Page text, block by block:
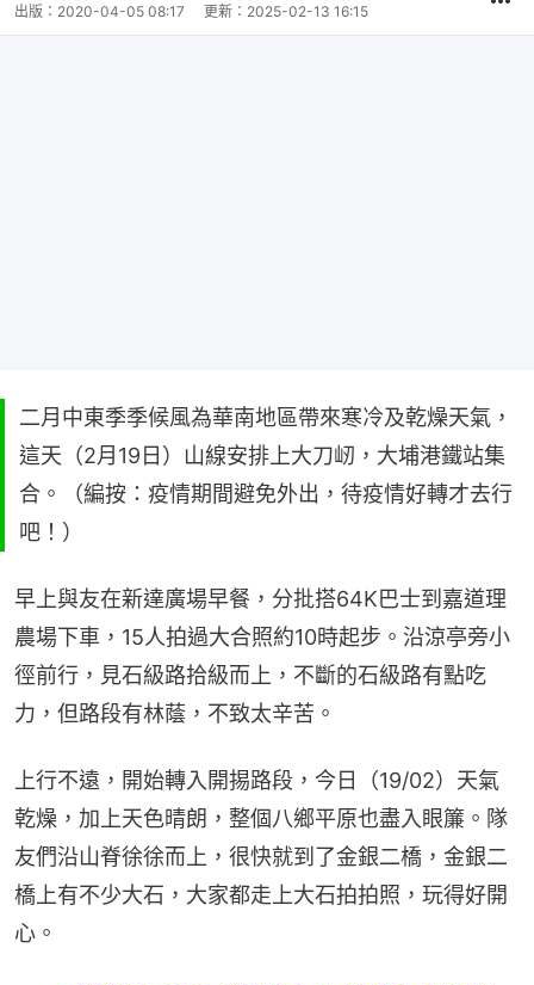
出版： 2020-04-05 08:17 更新： 2025-02-13 16:15
二月中東季季候風為華南地區帶來寒冷及乾燥天氣，
這天（2月19日）山線安排上大刀屻，大埔港鐵站集
合。（編按：疫情期間避免外出，待疫情好轉才去行
吧！）
早上與友在新達廣場早餐，分批搭64K巴士到嘉道理
農場下車，15人拍過大合照約10時起步。沿涼亭旁小
徑前行，見石級路拾級而上，不斷的石級路有點吃
力，但路段有林蔭，不致太辛苦。
上行不遠，開始轉入開掦路段，今日（19/02）天氣
乾燥，加上天色晴朗，整個八鄉平原也盡入眼簾。隊
友們沿山脊徐徐而上，很快就到了金銀二橋，金銀二
橋上有不少大石，大家都走上大石拍拍照，玩得好開
心。